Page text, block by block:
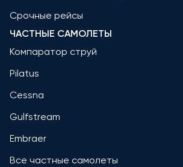
Срочные рейсы
ЧАСТНЫЕ САМОЛЕТЫ
Компаратор струй
Pilatus
Cessna
Gulfstream
Embraer
Все частные самолеты